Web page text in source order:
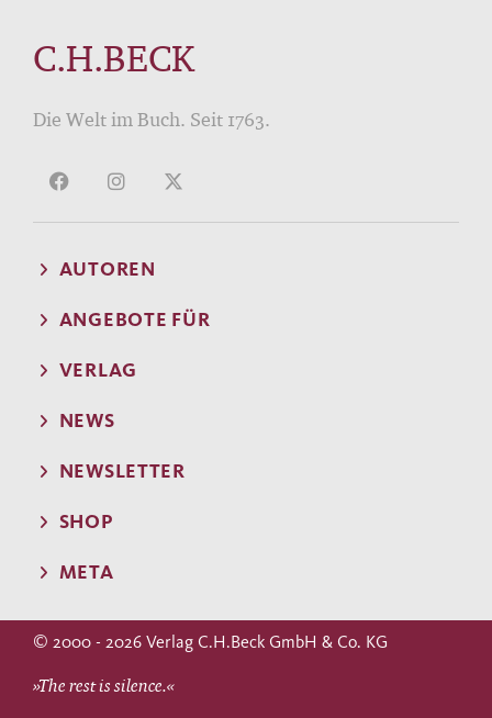
C.H.BECK
Die Welt im Buch. Seit 1763.
AUTOREN
ANGEBOTE FÜR
VERLAG
NEWS
NEWSLETTER
SHOP
META
© 2000 - 2026 Verlag C.H.Beck GmbH & Co. KG
»The rest is silence.«